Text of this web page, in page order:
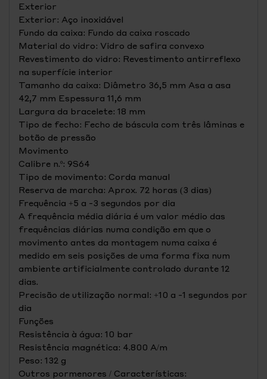
Exterior
Exterior: Aço inoxidável
Fundo da caixa: Fundo da caixa roscado
Material do vidro: Vidro de safira convexo
Revestimento do vidro: Revestimento antirreflexo
na superfície interior
Tamanho da caixa: Diâmetro 36,5 mm Asa a asa
42,7 mm Espessura 11,6 mm
Largura da bracelete: 18 mm
Tipo de fecho: Fecho de báscula com três lâminas e
botão de pressão
Movimento
Calibre n.º: 9S64
Tipo de movimento: Corda manual
Reserva de marcha: Aprox. 72 horas (3 dias)
Frequência +5 a -3 segundos por dia
A frequência média diária é um valor médio das
frequências diárias numa condição em que o
movimento antes da montagem numa caixa é
medido em seis posições de uma forma fixa num
ambiente artificialmente controlado durante 12
dias.
Precisão de utilização normal: +10 a -1 segundos por
dia
Funções
Resistência à água: 10 bar
Resistência magnética: 4.800 A/m
Peso: 132 g
Outros pormenores / Características: